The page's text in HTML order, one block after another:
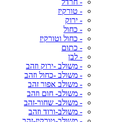
- חרדל
- טורקיז
- ירוק
- כחול
- כחול וטורקיז
- כתום
- לבן
- משולב -ירוק וזהב
- משולב -כחול וזהב
- משולב אפור זהב
- משולב- חום וזהב
- משולב- שחור-זהב
- משולב-ורוד וזהב